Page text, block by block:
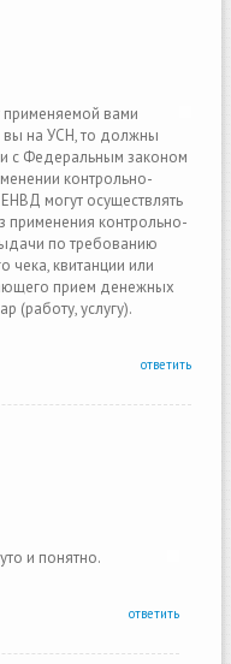
применяемой вами
вы на УСН, то должны
с Федеральным законом
контрольно-
могут осуществлять
контрольно-
по требованию
чека, квитанции или
прием денежных
(работу, услугу).
ответить
и понятно.
ответить